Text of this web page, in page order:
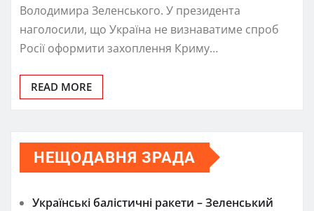
Володимира Зеленського. У президента
наголосили, що Україна не визнаватиме спроб
Росії оформити захоплення Криму…
READ MORE
НЕЩОДАВНЯ ЗРАДА
Українські балістичні ракети – Зеленський